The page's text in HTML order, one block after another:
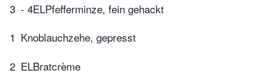
3 - 4ELPfefferminze, fein gehackt
1 Knoblauchzehe, gepresst
2 ELBratcrème